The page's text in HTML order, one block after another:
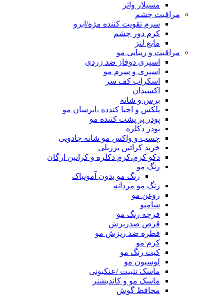
مسیلار واتر
مراقبت چشم
سرم تقویت کننده مژه/ابرو
کرم دور چشم
مایع لنز
مراقبت و زیبایی مو
اسپری دوفاز ضد زردی
اسپری و سرم مو
اسکراب کف سر
اکسیدان
برس و شانه
پلکس و احیا کندده ،ابرسان مو
پودر پر پشت کننده مو
پودر دکلره
چسب و واکس مو شانه جادویی
خرید کراتین برزیلی
دکو کرم،کرم دکلره و کراتین ارگان
رنگ مو
رنگ مو بدون آمونیاک
رنگ مو مردانه
روغن مو
شامپو
فرچه رنگ مو
قرص ضدریزش
قطره ضد ریزش مو
کرم مو
کیت رنگ مو
لوسیون مو
ماسک تثبیت /عنکبوتی
ماسک مو و کاندیشنر
محافظ گوش